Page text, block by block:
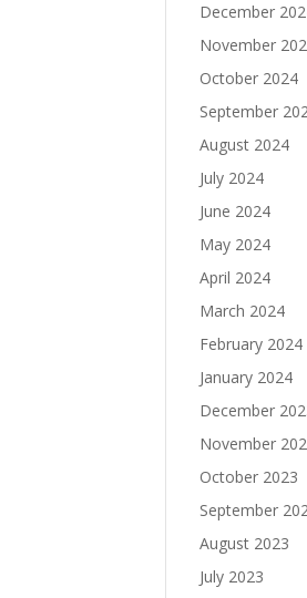
December
November
October 2024
September
August 2024
July 2024
June 2024
May 2024
April 2024
March 2024
February 2024
January 2024
December
November
October 2023
September
August 2023
July 2023